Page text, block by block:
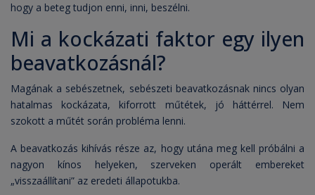
hogy a beteg tudjon enni, inni, beszélni.
Mi a kockázati faktor egy ilyen
beavatkozásnál?
Magának a sebészetnek, sebészeti beavatkozásnak nincs olyan
hatalmas kockázata, kiforrott műtétek, jó háttérrel. Nem
szokott a műtét során probléma lenni.
A beavatkozás kihívás része az, hogy utána meg kell próbálni a
nagyon kínos helyeken, szerveken operált embereket
„visszaállítani” az eredeti állapotukba.